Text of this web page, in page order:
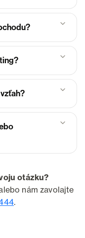
otázku?
nám zavolajte
.